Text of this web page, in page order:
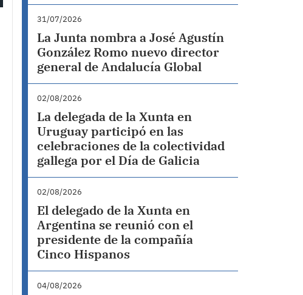
31/07/2026
La Junta nombra a José Agustín
González Romo nuevo director
general de Andalucía Global
02/08/2026
La delegada de la Xunta en
Uruguay participó en las
celebraciones de la colectividad
gallega por el Día de Galicia
02/08/2026
El delegado de la Xunta en
Argentina se reunió con el
presidente de la compañía
Cinco Hispanos
04/08/2026